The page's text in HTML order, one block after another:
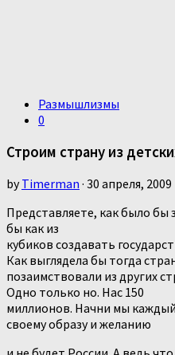
Размышлизмы
0
Строим страну из
byTimerman · 30 апреля, 2009
Представляете, как было
бы как из
кубиков создавать
Как выглядела бы тогда
позаимствовали из других
Одно только но. Нас 150
миллионов. Начни мы
своему образу и желанию